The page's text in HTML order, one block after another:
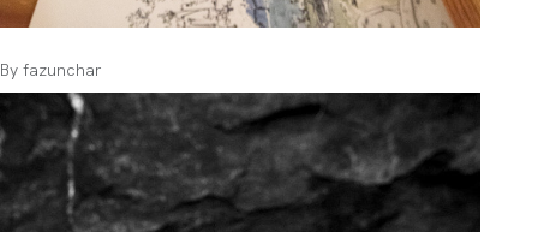
By fazunchar